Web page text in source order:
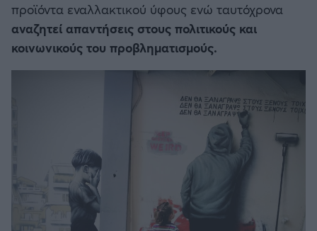
προϊόντα εναλλακτικού ύφους ενώ ταυτόχρονα
αναζητεί απαντήσεις στους πολιτικούς και
κοινωνικούς του προβληματισμούς.